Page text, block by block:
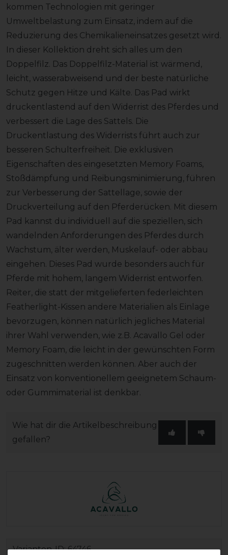
kommen Technologien mit geringer
Umweltbelastung zum Einsatz, indem auf die
Reduzierung des Chemikalieneinsatzes gesetzt wird.
In dieser Kollektion dreht sich alles um den
Doppelfilz. Das Doppelfilz-Material ist wärmend,
leicht, wasserabweisend und der beste natürliche
Schutz gegen Hitze und Kälte. Das Pad wirkt
druckentlastend auf den Widerrist des Pferdes und
verbessert die Lage des Sattels. Die
Druckentlastung des Widerrists führt auch zur
besseren Schulterfreiheit. Die exklusiven
Eigenschaften des eingesetzten Memory Foams,
Stoßdämpfung und Reibungsminimierung, führen
zur Verbesserung der Sattellage, sowie der
Druckverteilung auf den Pferderücken. Mit diesem
Pad kannst du individuell auf die speziellen, sich
wandelnden Anforderungen des Pferdes durch
Wachstum, älter werden, Muskelauf- oder abbau
eingehen. Dieses Pad wurde besonders auch für
Pferde mit hohem, langem Widerrist entworfen.
Reiter, die statt der mitgelieferten federleichten
Featherlight-Kissen andere Materialien als Einlage
bevorzugen, können natürlich jegliches Material
ihrer Wahl verwenden, wie z.B. Acavallo Gel oder
Memory Foam, die leicht in der gewünschten Form
zugeschnitten werden können. Aber auch der
Einsatz von konventionellem geeignetem Schaum-
oder Gummimaterial ist denkbar.
Wie hat dir die Artikelbeschreibung
gefallen?
Varianten-ID:64746